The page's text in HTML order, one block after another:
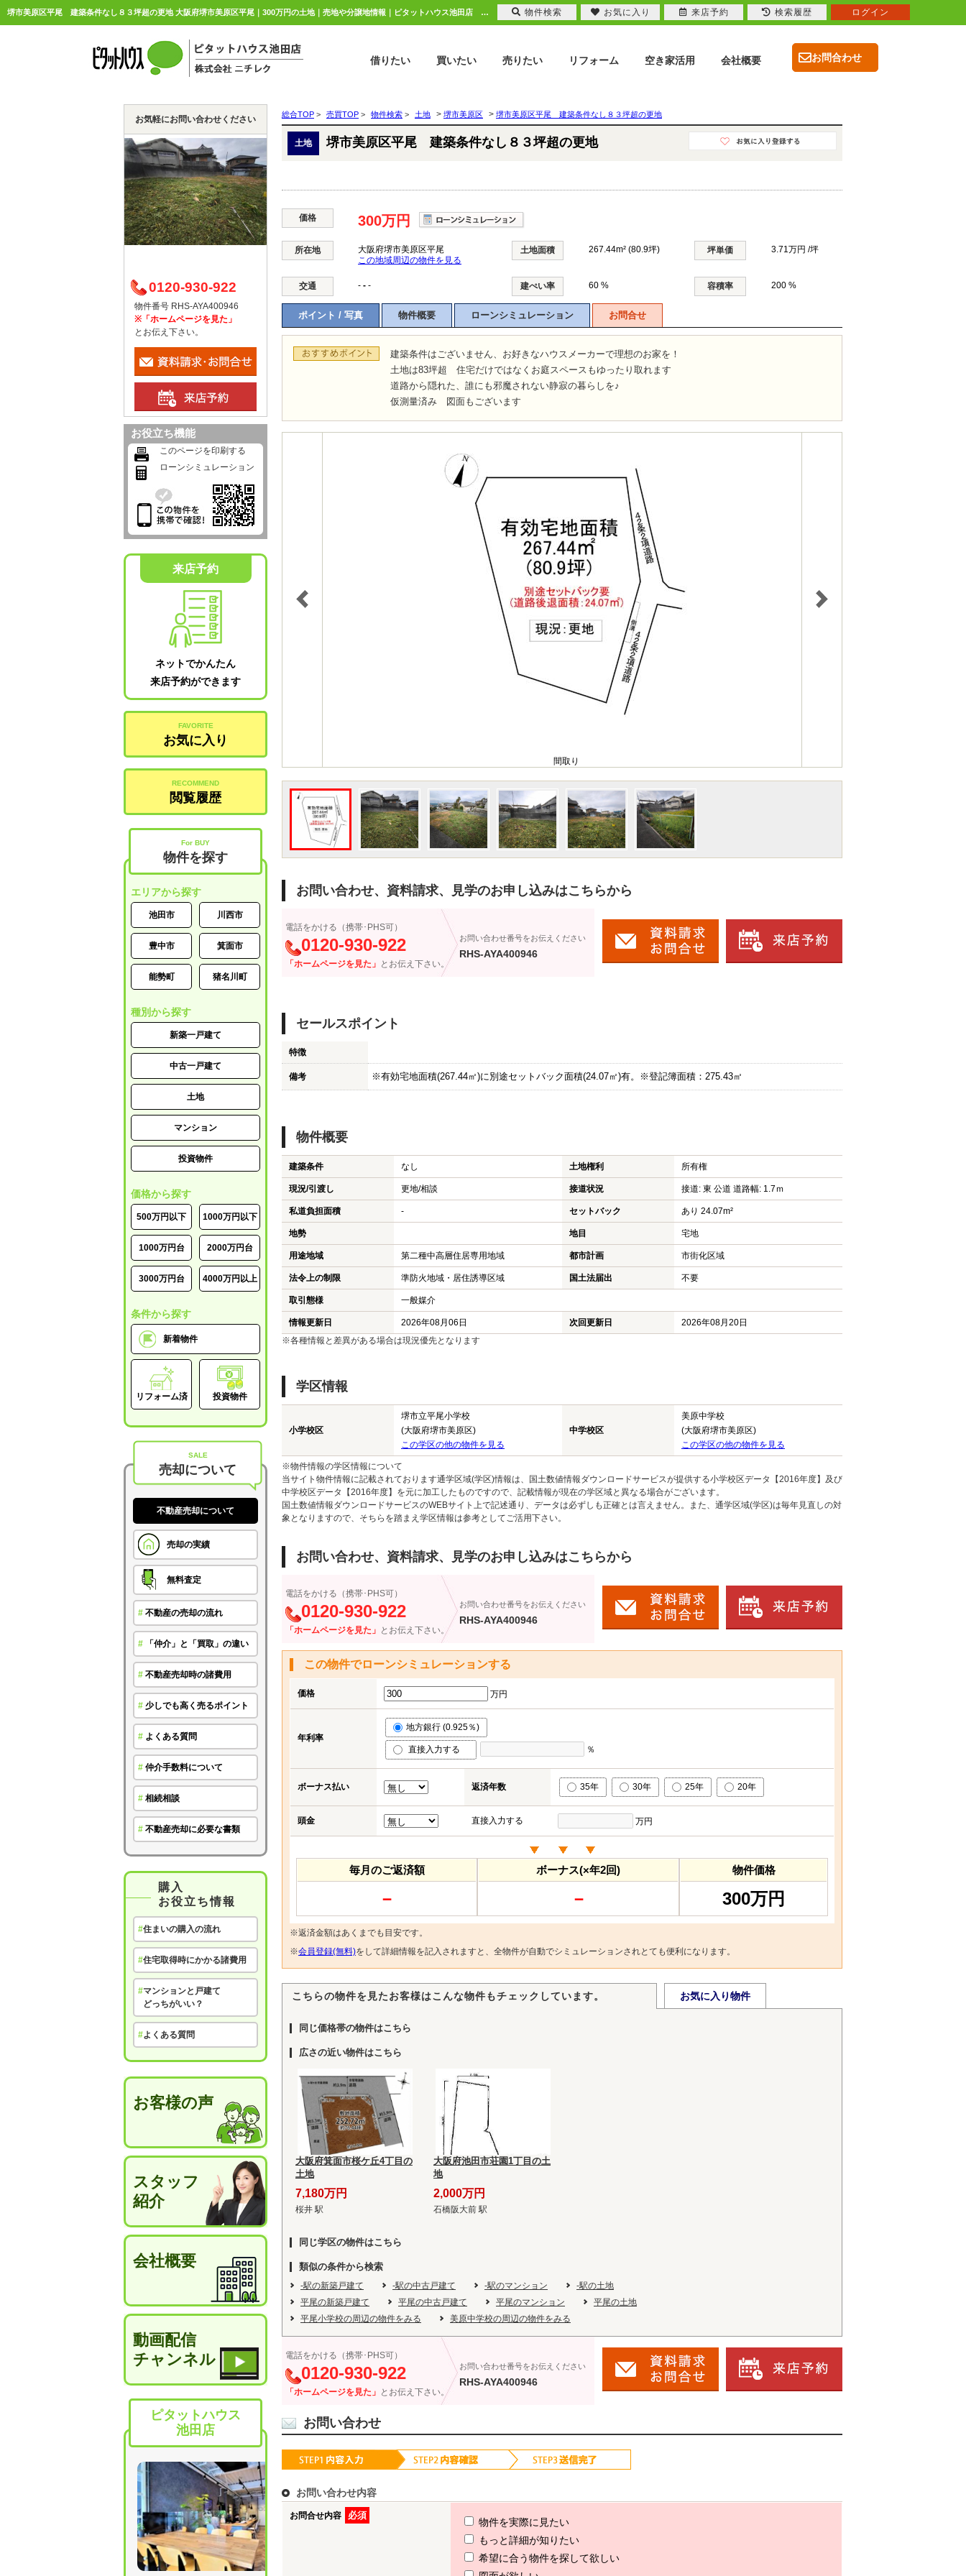
堺市美原区平尾 建築条件なし８３坪超の更地 大阪府堺市美原区平尾｜300万円の土地｜売地や分譲地情報｜ピタットハウス池田店 株式会社ニチレク
お問合わせ
借りたい 買いたい 売りたい リフォーム 空き家活用 会社概要
総合TOP > 売買TOP > 物件検索 > 土地 > 堺市美原区 > 堺市美原区平尾 建築条件なし８３坪超の更地
土地 堺市美原区平尾 建築条件なし８３坪超の更地
価格 300万円
所在地
大阪府堺市美原区平尾
この地域周辺の物件を見る
土地面積 267.44m² (80.9坪) 坪単価 3.71万円 /坪
交通 - - - 建ぺい率 60 % 容積率 200 %
ポイント / 写真 物件概要 ローンシミュレーション お問合せ
建築条件はございません、お好きなハウスメーカーで理想のお家を！
土地は83坪超 住宅だけではなくお庭スペースもゆったり取れます
道路から隠れた、誰にも邪魔されない静寂の暮らしを♪
仮測量済み 図面もございます
間取り
お問い合わせ、資料請求、見学のお申し込みはこちらから
電話をかける（携帯･PHS可）
0120-930-922
「ホームページを見た」 とお伝え下さい。
お問い合わせ番号をお伝えください
RHS-AYA400946
セールスポイント
特徴
備考 ※有効宅地面積(267.44㎡)に別途セットバック面積(24.07㎡)有。※登記簿面積：275.43㎡
物件概要
建築条件 なし 土地権利 所有権
現況/引渡し 更地/相談 接道状況 接道: 東 公道 道路幅: 1.7ｍ
私道負担面積 - セットバック あり 24.07m²
地勢 地目 宅地
用途地域 第二種中高層住居専用地域 都市計画 市街化区域
法令上の制限 準防火地域・居住誘導区域 国土法届出 不要
取引態様 一般媒介
情報更新日 2026年08月06日 次回更新日
2026年08月20日
※各種情報と差異がある場合は現況優先となります
学区情報
小学校区
堺市立平尾小学校
(大阪府堺市美原区)
この学区の他の物件を見る
中学校区
美原中学校
(大阪府堺市美原区)
この学区の他の物件を見る
※物件情報の学区情報について
当サイト物件情報に記載されております通学区域(学区)情報は、国土数値情報ダウンロードサービスが提供する小学校区データ【2016年度】及び
中学校区データ【2016年度】を元に加工したものですので、記載情報が現在の学区域と異なる場合がございます。
国土数値情報ダウンロードサービスのWEBサイト上で記述通り、データは必ずしも正確とは言えません。また、通学区域(学区)は毎年見直しの対
象となりますので、そちらを踏まえ学区情報は参考としてご活用下さい。
お問い合わせ、資料請求、見学のお申し込みはこちらから
電話をかける（携帯･PHS可）
0120-930-922
「ホームページを見た」 とお伝え下さい。
お問い合わせ番号をお伝えください
RHS-AYA400946
この物件でローンシミュレーションする
価格 万円
年利率
地方銀行 (0.925％)
直接入力する ％
ボーナス払い 返済年数 35年 30年 25年 20年
頭金 直接入力する 万円
毎月のご返済額
－
ボーナス(×年2回)
－
物件価格
300万円
※返済金額はあくまでも目安です。
※会員登録(無料)をして詳細情報を記入されますと、全物件が自動でシミュレーションされとても便利になります。
こちらの物件を見たお客様はこんな物件もチェックしています。 お気に入り物件
同じ価格帯の物件はこちら
広さの近い物件はこちら
大阪府箕面市桜ケ丘4丁目の
土地
7,180万円
桜井 駅
大阪府池田市荘園1丁目の土
地
2,000万円
石橋阪大前 駅
同じ学区の物件はこちら
類似の条件から検索
-駅の新築戸建て -駅の中古戸建て -駅のマンション
-駅の土地
平尾の新築戸建て
平尾の中古戸建て 平尾のマンション
平尾の土地
平尾小学校の周辺の物件をみる
美原中学校の周辺の物件をみる
電話をかける（携帯･PHS可）
0120-930-922
「ホームページを見た」 とお伝え下さい。
お問い合わせ番号をお伝えください
RHS-AYA400946
お問い合わせ
お問い合わせ内容
お問合せ内容 必須
物件を実際に見たい
もっと詳細が知りたい
希望に合う物件を探して欲しい
お気軽にお問い合わせください
0120-930-922
物件番号 RHS-AYA400946
※「ホームページを見た」
とお伝え下さい。
お役立ち機能
このページを印刷する
ローンシミュレーション
来店予約
ネットでかんたん
来店予約ができます
FAVORITE
お気に入り
RECOMMEND
閲覧履歴
For BUY
物件を探す
エリアから探す
池田市 川西市
豊中市 箕面市
能勢町 猪名川町
種別から探す
新築一戸建て
中古一戸建て
土地
マンション
投資物件
価格から探す
500万円以下 1000万円以下
1000万円台 2000万円台
3000万円台 4000万円以上
条件から探す
新着物件
リフォーム済 投資物件
SALE
売却について
不動産売却について
売却の実績
無料査定
# 不動産の売却の流れ
# 「仲介」と「買取」の違い
# 不動産売却時の諸費用
# 少しでも高く売るポイント
# よくある質問
# 仲介手数料について
# 相続相談
# 不動産売却に必要な書類
購入
お役立ち情報
#住まいの購入の流れ
#住宅取得時にかかる諸費用
#マンションと戸建て
どっちがいい？
#よくある質問
お客様の声
スタッフ
紹介
会社概要
動画配信
チャンネル
ピタットハウス
池田店
物件検索 お気に入り 来店予約 検索履歴 ログイン